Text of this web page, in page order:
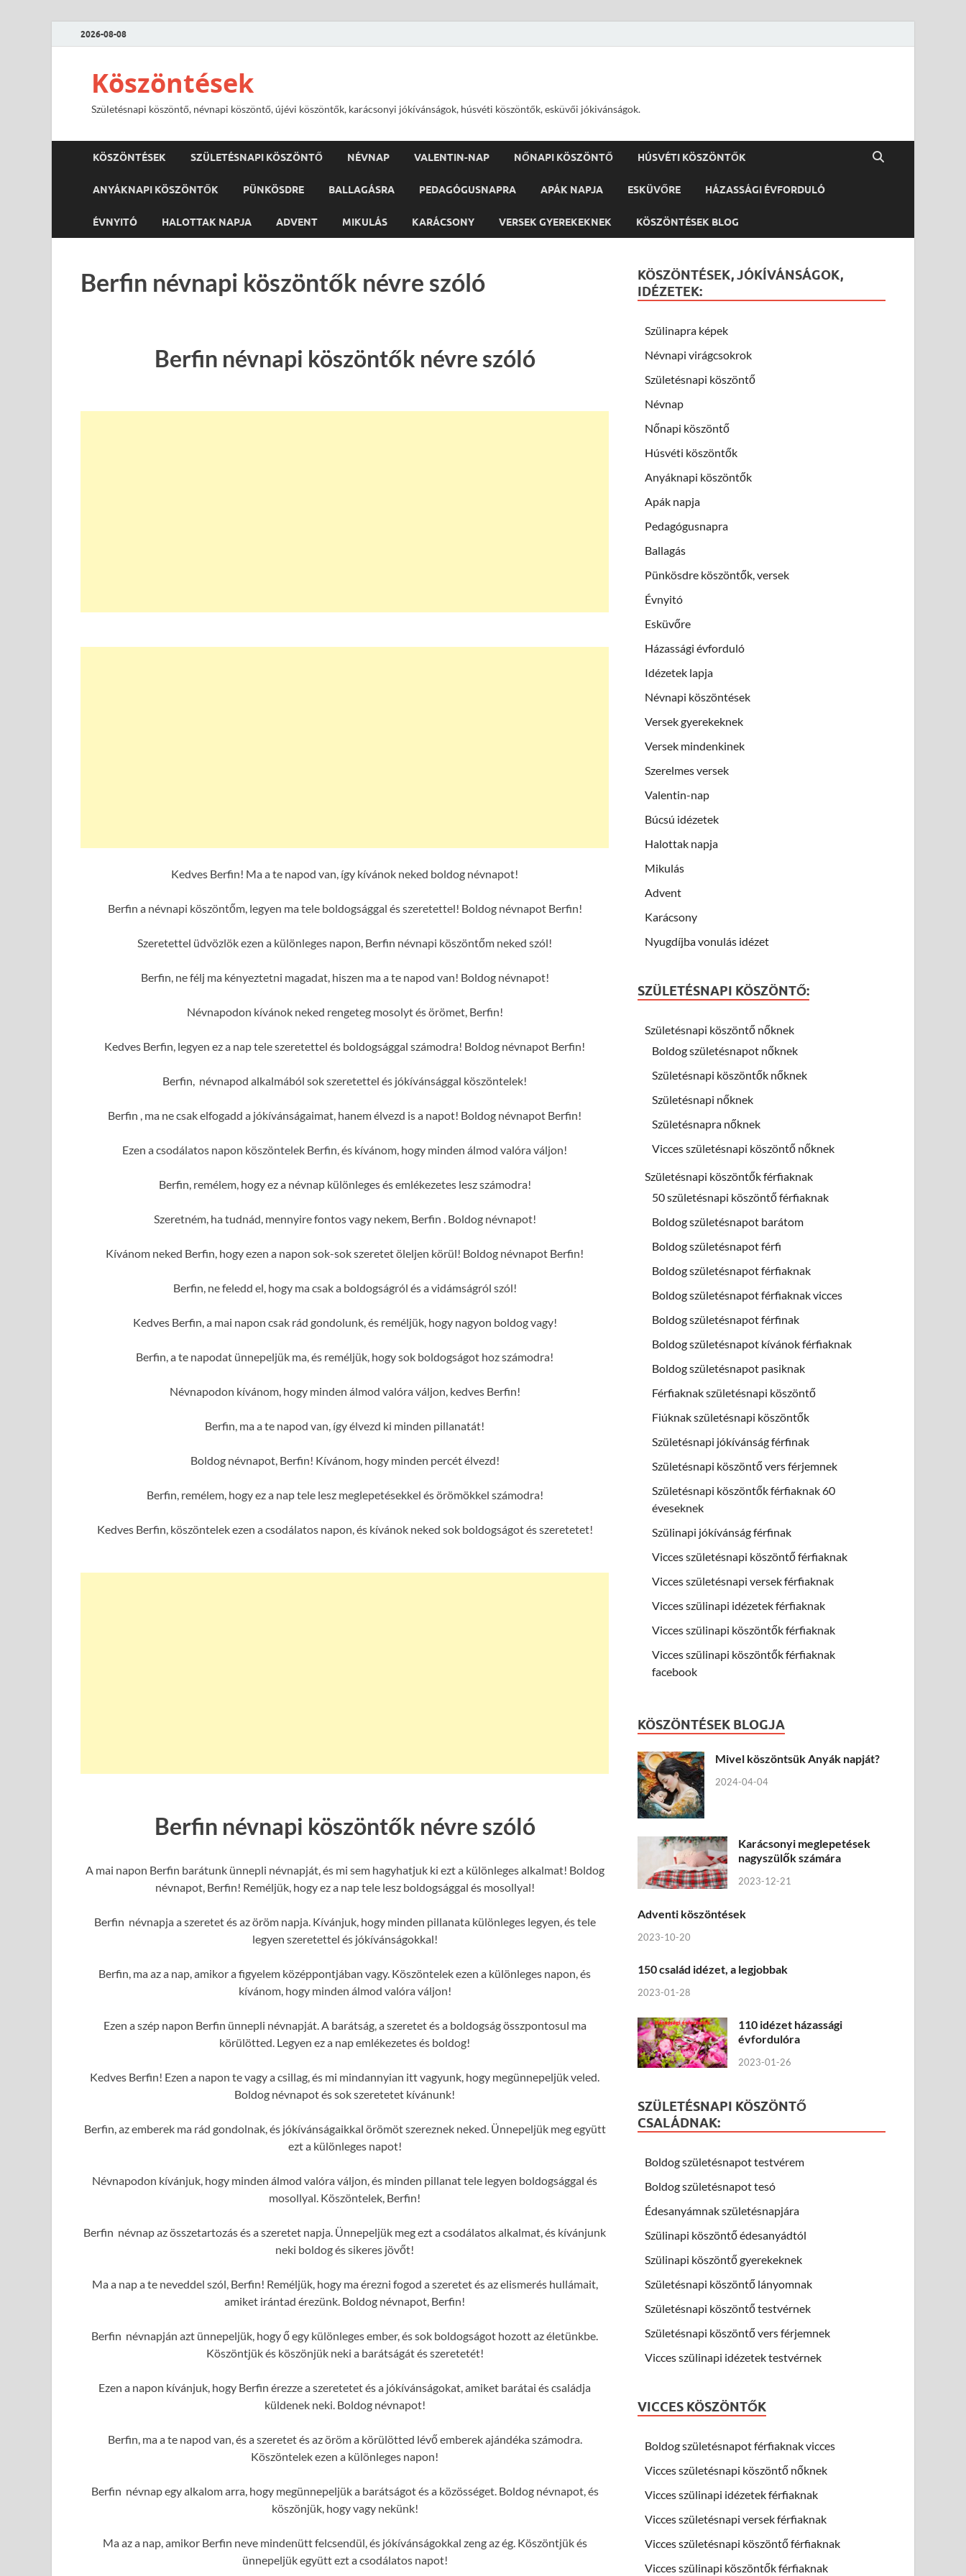
2026-08-08
Köszöntések
Születésnapi köszöntő, névnapi köszöntő, újévi köszöntők, karácsonyi jókívánságok, húsvéti köszöntők, esküvői jókivánságok.
KÖSZÖNTÉSEK SZÜLETÉSNAPI KÖSZÖNTŐ NÉVNAP VALENTIN-NAP NŐNAPI KÖSZÖNTŐ HÚSVÉTI KÖSZÖNTŐK
ANYÁKNAPI KÖSZÖNTŐK PÜNKÖSDRE BALLAGÁSRA PEDAGÓGUSNAPRA APÁK NAPJA ESKÜVŐRE HÁZASSÁGI ÉVFORDULÓ
ÉVNYITÓ HALOTTAK NAPJA ADVENT MIKULÁS KARÁCSONY VERSEK GYEREKEKNEK KÖSZÖNTÉSEK BLOG
Berfin névnapi köszöntők névre szóló
Berfin névnapi köszöntők névre szóló
Kedves Berfin! Ma a te napod van, így kívánok neked boldog névnapot!
Berfin a névnapi köszöntőm, legyen ma tele boldogsággal és szeretettel! Boldog névnapot Berfin!
Szeretettel üdvözlök ezen a különleges napon, Berfin névnapi köszöntőm neked szól!
Berfin, ne félj ma kényeztetni magadat, hiszen ma a te napod van! Boldog névnapot!
Névnapodon kívánok neked rengeteg mosolyt és örömet, Berfin!
Kedves Berfin, legyen ez a nap tele szeretettel és boldogsággal számodra! Boldog névnapot Berfin!
Berfin, névnapod alkalmából sok szeretettel és jókívánsággal köszöntelek!
Berfin , ma ne csak elfogadd a jókívánságaimat, hanem élvezd is a napot! Boldog névnapot Berfin!
Ezen a csodálatos napon köszöntelek Berfin, és kívánom, hogy minden álmod valóra váljon!
Berfin, remélem, hogy ez a névnap különleges és emlékezetes lesz számodra!
Szeretném, ha tudnád, mennyire fontos vagy nekem, Berfin . Boldog névnapot!
Kívánom neked Berfin, hogy ezen a napon sok-sok szeretet öleljen körül! Boldog névnapot Berfin!
Berfin, ne feledd el, hogy ma csak a boldogságról és a vidámságról szól!
Kedves Berfin, a mai napon csak rád gondolunk, és reméljük, hogy nagyon boldog vagy!
Berfin, a te napodat ünnepeljük ma, és reméljük, hogy sok boldogságot hoz számodra!
Névnapodon kívánom, hogy minden álmod valóra váljon, kedves Berfin!
Berfin, ma a te napod van, így élvezd ki minden pillanatát!
Boldog névnapot, Berfin! Kívánom, hogy minden percét élvezd!
Berfin, remélem, hogy ez a nap tele lesz meglepetésekkel és örömökkel számodra!
Kedves Berfin, köszöntelek ezen a csodálatos napon, és kívánok neked sok boldogságot és szeretetet!
Berfin névnapi köszöntők névre szóló
A mai napon Berfin barátunk ünnepli névnapját, és mi sem hagyhatjuk ki ezt a különleges alkalmat! Boldog
névnapot, Berfin! Reméljük, hogy ez a nap tele lesz boldogsággal és mosollyal!
Berfin névnapja a szeretet és az öröm napja. Kívánjuk, hogy minden pillanata különleges legyen, és tele
legyen szeretettel és jókívánságokkal!
Berfin, ma az a nap, amikor a figyelem középpontjában vagy. Köszöntelek ezen a különleges napon, és
kívánom, hogy minden álmod valóra váljon!
Ezen a szép napon Berfin ünnepli névnapját. A barátság, a szeretet és a boldogság összpontosul ma
körülötted. Legyen ez a nap emlékezetes és boldog!
Kedves Berfin! Ezen a napon te vagy a csillag, és mi mindannyian itt vagyunk, hogy megünnepeljük veled.
Boldog névnapot és sok szeretetet kívánunk!
Berfin, az emberek ma rád gondolnak, és jókívánságaikkal örömöt szereznek neked. Ünnepeljük meg együtt
ezt a különleges napot!
Névnapodon kívánjuk, hogy minden álmod valóra váljon, és minden pillanat tele legyen boldogsággal és
mosollyal. Köszöntelek, Berfin!
Berfin névnap az összetartozás és a szeretet napja. Ünnepeljük meg ezt a csodálatos alkalmat, és kívánjunk
neki boldog és sikeres jövőt!
Ma a nap a te neveddel szól, Berfin! Reméljük, hogy ma érezni fogod a szeretet és az elismerés hullámait,
amiket irántad érezünk. Boldog névnapot, Berfin!
Berfin névnapján azt ünnepeljük, hogy ő egy különleges ember, és sok boldogságot hozott az életünkbe.
Köszöntjük és köszönjük neki a barátságát és szeretetét!
Ezen a napon kívánjuk, hogy Berfin érezze a szeretetet és a jókívánságokat, amiket barátai és családja
küldenek neki. Boldog névnapot!
Berfin, ma a te napod van, és a szeretet és az öröm a körülötted lévő emberek ajándéka számodra.
Köszöntelek ezen a különleges napon!
Berfin névnap egy alkalom arra, hogy megünnepeljük a barátságot és a közösséget. Boldog névnapot, és
köszönjük, hogy vagy nekünk!
Ma az a nap, amikor Berfin neve mindenütt felcsendül, és jókívánságokkal zeng az ég. Köszöntjük és
ünnepeljük együtt ezt a csodálatos napot!
KÖSZÖNTÉSEK, JÓKÍVÁNSÁGOK,
IDÉZETEK:
Szülinapra képek
Névnapi virágcsokrok
Születésnapi köszöntő
Névnap
Nőnapi köszöntő
Húsvéti köszöntők
Anyáknapi köszöntők
Apák napja
Pedagógusnapra
Ballagás
Pünkösdre köszöntők, versek
Évnyitó
Esküvőre
Házassági évforduló
Idézetek lapja
Névnapi köszöntések
Versek gyerekeknek
Versek mindenkinek
Szerelmes versek
Valentin-nap
Búcsú idézetek
Halottak napja
Mikulás
Advent
Karácsony
Nyugdíjba vonulás idézet
SZÜLETÉSNAPI KÖSZÖNTŐ:
Születésnapi köszöntő nőknek
Boldog születésnapot nőknek
Születésnapi köszöntők nőknek
Születésnapi nőknek
Születésnapra nőknek
Vicces születésnapi köszöntő nőknek
Születésnapi köszöntők férfiaknak
50 születésnapi köszöntő férfiaknak
Boldog születésnapot barátom
Boldog születésnapot férfi
Boldog születésnapot férfiaknak
Boldog születésnapot férfiaknak vicces
Boldog születésnapot férfinak
Boldog születésnapot kívánok férfiaknak
Boldog születésnapot pasiknak
Férfiaknak születésnapi köszöntő
Fiúknak születésnapi köszöntők
Születésnapi jókívánság férfinak
Születésnapi köszöntő vers férjemnek
Születésnapi köszöntők férfiaknak 60
éveseknek
Szülinapi jókívánság férfinak
Vicces születésnapi köszöntő férfiaknak
Vicces születésnapi versek férfiaknak
Vicces szülinapi idézetek férfiaknak
Vicces szülinapi köszöntők férfiaknak
Vicces szülinapi köszöntők férfiaknak
facebook
KÖSZÖNTÉSEK BLOGJA
Mivel köszöntsük Anyák napját?
2024-04-04
Karácsonyi meglepetések
nagyszülők számára
2023-12-21
Adventi köszöntések
2023-10-20
150 család idézet, a legjobbak
2023-01-28
110 idézet házassági
évfordulóra
2023-01-26
SZÜLETÉSNAPI KÖSZÖNTŐ
CSALÁDNAK:
Boldog születésnapot testvérem
Boldog születésnapot tesó
Édesanyámnak születésnapjára
Szülinapi köszöntő édesanyádtól
Szülinapi köszöntő gyerekeknek
Születésnapi köszöntő lányomnak
Születésnapi köszöntő testvérnek
Születésnapi köszöntő vers férjemnek
Vicces szülinapi idézetek testvérnek
VICCES KÖSZÖNTŐK
Boldog születésnapot férfiaknak vicces
Vicces születésnapi köszöntő nőknek
Vicces szülinapi idézetek férfiaknak
Vicces születésnapi versek férfiaknak
Vicces születésnapi köszöntő férfiaknak
Vicces szülinapi köszöntők férfiaknak